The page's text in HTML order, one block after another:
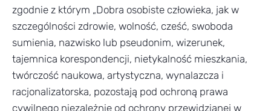
zgodnie z którym „Dobra osobiste człowieka, jak w
szczególności zdrowie, wolność, cześć, swoboda
sumienia, nazwisko lub pseudonim, wizerunek,
tajemnica korespondencji, nietykalność mieszkania,
twórczość naukowa, artystyczna, wynalazcza i
racjonalizatorska, pozostają pod ochroną prawa
cywilnego niezależnie od ochrony przewidzianej w